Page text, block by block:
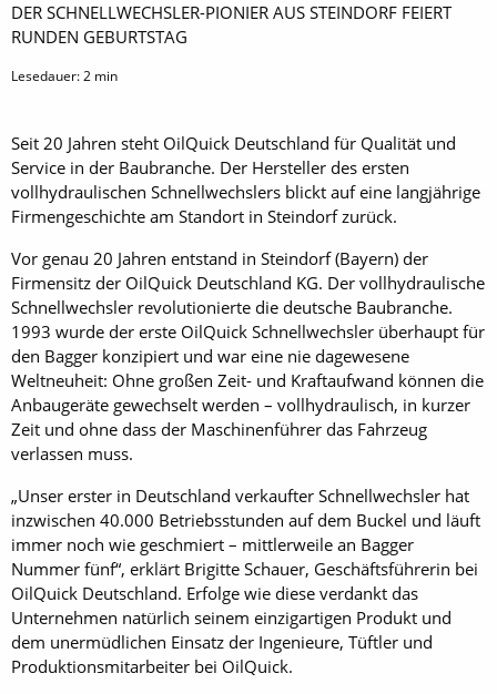
DER SCHNELLWECHSLER-PIONIER AUS STEINDORF FEIERT
RUNDEN GEBURTSTAG
Lesedauer:2 min
Seit 20 Jahren steht OilQuick Deutschland für Qualität und
Service in der Baubranche. Der Hersteller des ersten
vollhydraulischen Schnellwechslers blickt auf eine langjährige
Firmengeschichte am Standort in Steindorf zurück.
Vor genau 20 Jahren entstand in Steindorf (Bayern) der
Firmensitz der OilQuick Deutschland KG. Der vollhydraulische
Schnellwechsler revolutionierte die deutsche Baubranche.
1993 wurde der erste OilQuick Schnellwechsler überhaupt für
den Bagger konzipiert und war eine nie dagewesene
Weltneuheit: Ohne großen Zeit- und Kraftaufwand können die
Anbaugeräte gewechselt werden – vollhydraulisch, in kurzer
Zeit und ohne dass der Maschinenführer das Fahrzeug
verlassen muss.
„Unser erster in Deutschland verkaufter Schnellwechsler hat
inzwischen 40.000 Betriebsstunden auf dem Buckel und läuft
immer noch wie geschmiert – mittlerweile an Bagger
Nummer fünf“, erklärt Brigitte Schauer, Geschäftsführerin bei
OilQuick Deutschland. Erfolge wie diese verdankt das
Unternehmen natürlich seinem einzigartigen Produkt und
dem unermüdlichen Einsatz der Ingenieure, Tüftler und
Produktionsmitarbeiter bei OilQuick.